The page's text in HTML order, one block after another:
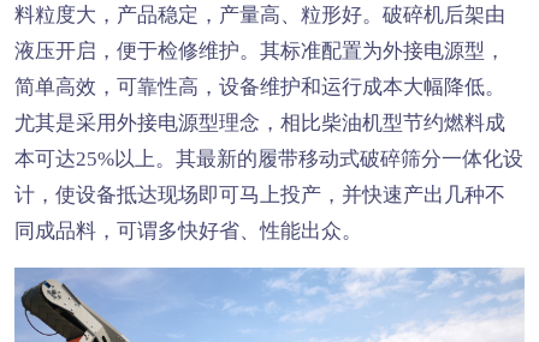
料粒度大，产品稳定，产量高、粒形好。破碎机后架由
液压开启，便于检修维护。其标准配置为外接电源型，
简单高效，可靠性高，设备维护和运行成本大幅降低。
尤其是采用外接电源型理念，相比柴油机型节约燃料成
本可达25%以上。其最新的履带移动式破碎筛分一体化设
计，使设备抵达现场即可马上投产，并快速产出几种不
同成品料，可谓多快好省、性能出众。